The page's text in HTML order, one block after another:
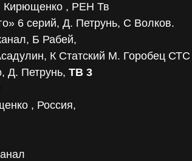
Кирющенко , РЕН Тв
6 серий, Д. Петрунь, С Волков.
Б Рабей,
К Статский М. Горобец СТС
Д. Петрунь, ТВ 3
, Россия,